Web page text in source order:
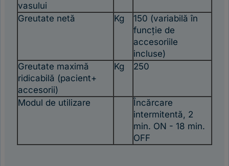
vasului
Greutate netă Kg
150 (variabilă în
funcție de
accesoriile
incluse)
Greutate maximă
ridicabilă (pacient+
accesorii)
Kg 250
Modul de utilizare
Încărcare
intermitentă, 2
min. ON - 18 min.
OFF